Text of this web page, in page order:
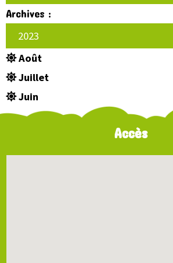
Archives :
2023
Août
Juillet
Juin
Accès